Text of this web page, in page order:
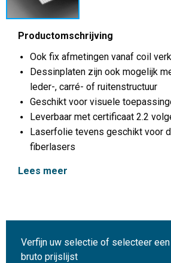
Productomschrijving
Ook fix afmetingen vanaf coil
Dessinplaten zijn ook mogelijk
leder-, carré- of ruitenstructuur
Geschikt voor visuele
Leverbaar met certificaat 2.2
Laserfolie tevens geschikt voor
fiberlasers
Lees meer
Verfijn uw selectie of selecteer
bruto prijslijst